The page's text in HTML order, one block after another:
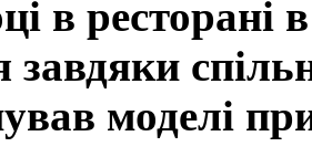
в
завдяки
моделі